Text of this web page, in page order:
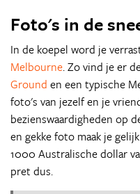
Foto's in de
In de koepel word je
Melbourne. Zo vind je er
Ground en een typische
foto's van jezelf en je
bezienswaardigheden op
en gekke foto maak je
1000 Australische dollar
pret dus.